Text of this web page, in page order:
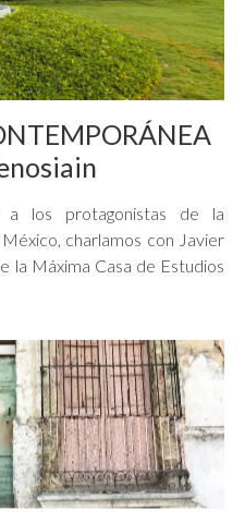
los protagonistas de la
charlamos con Javier
la Máxima Casa de Estudios